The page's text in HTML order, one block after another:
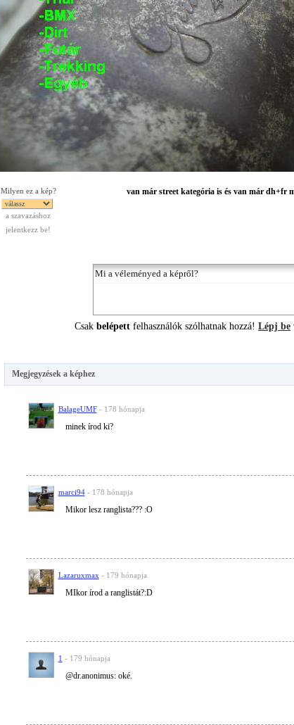
Milyen ez a kép?
a szavazáshoz
jelentkezz be!
van már street kategória is és van már dh+fr
Csak belépett felhasználók szólhatnak hozzá! Lépj be
Megjegyzések a képhez
BalageUMF - 178 hónapja
minek írod ki?
marci94 - 178 hónapja
Mikor lesz ranglista??? :O
Lazaruxmax - 179 hónapja
MIkor írod a ranglistát?:D
1 - 179 hónapja
@dr.anonimus: oké.